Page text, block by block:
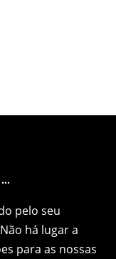
pelo seu
há lugar a
para as nossas